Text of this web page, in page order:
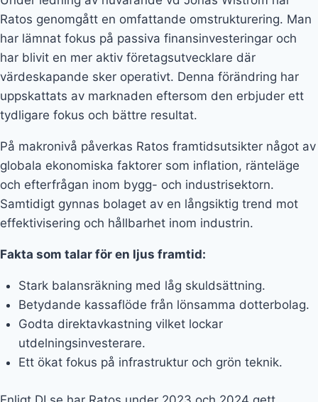
Ratos genomgått en omfattande omstrukturering. Man
har lämnat fokus på passiva finansinvesteringar och
har blivit en mer aktiv företagsutvecklare där
värdeskapande sker operativt. Denna förändring har
uppskattats av marknaden eftersom den erbjuder ett
tydligare fokus och bättre resultat.
På makronivå påverkas Ratos framtidsutsikter något av
globala ekonomiska faktorer som inflation, ränteläge
och efterfrågan inom bygg- och industrisektorn.
Samtidigt gynnas bolaget av en långsiktig trend mot
effektivisering och hållbarhet inom industrin.
Fakta som talar för en ljus framtid:
Stark balansräkning med låg skuldsättning.
Betydande kassaflöde från lönsamma dotterbolag.
Godta direktavkastning vilket lockar
utdelningsinvesterare.
Ett ökat fokus på infrastruktur och grön teknik.